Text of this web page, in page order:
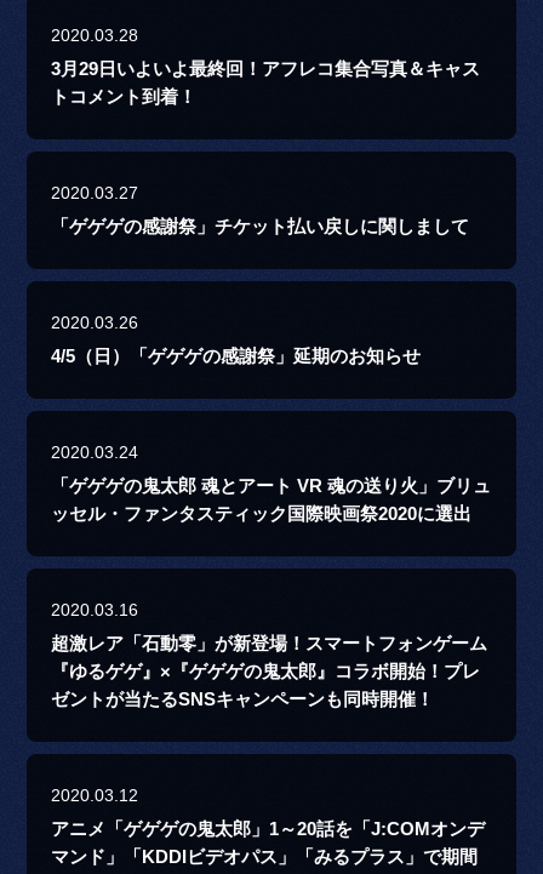
2020.03.28
3月29日いよいよ最終回！アフレコ集合写真＆キャス
トコメント到着！
2020.03.27
「ゲゲゲの感謝祭」チケット払い戻しに関しまして
2020.03.26
4/5（日）「ゲゲゲの感謝祭」延期のお知らせ
2020.03.24
「ゲゲゲの鬼太郎 魂とアート VR 魂の送り火」ブリュ
ッセル・ファンタスティック国際映画祭2020に選出
2020.03.16
超激レア「石動零」が新登場！スマートフォンゲーム
『ゆるゲゲ』×『ゲゲゲの鬼太郎』コラボ開始！プレ
ゼントが当たるSNSキャンペーンも同時開催！
2020.03.12
アニメ「ゲゲゲの鬼太郎」1～20話を「J:COMオンデ
マンド」「KDDIビデオパス」「みるプラス」で期間